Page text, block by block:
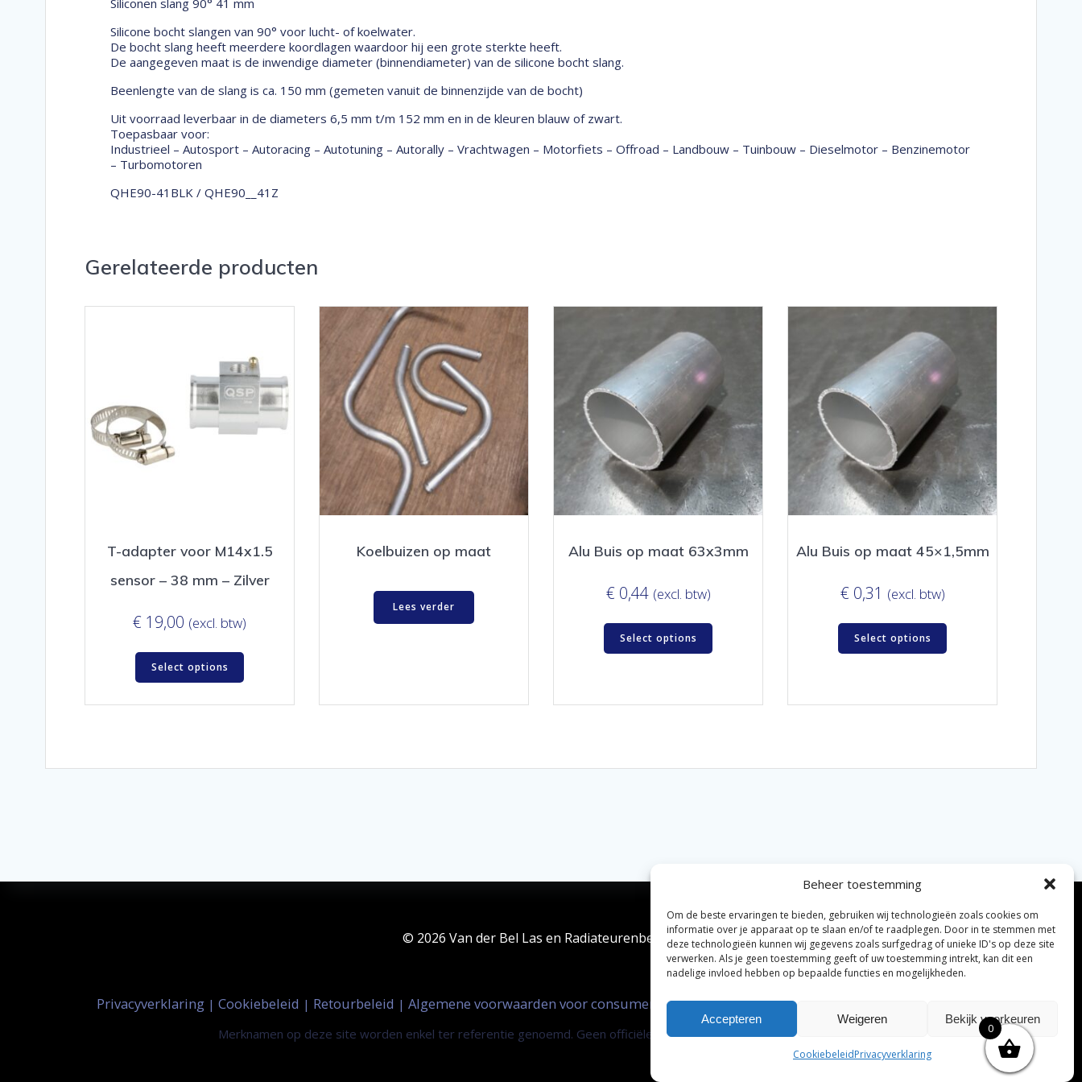
Beheer toestemming
Om de beste ervaringen te bieden, gebruiken wij technologieën zoals cookies om
informatie over je apparaat op te slaan en/of te raadplegen. Door in te stemmen met
deze technologieën kunnen wij gegevens zoals surfgedrag of unieke ID's op deze site
verwerken. Als je geen toestemming geeft of uw toestemming intrekt, kan dit een
nadelige invloed hebben op bepaalde functies en mogelijkheden.
Accepteren Weigeren Bekijk voorkeuren
CookiebeleidPrivacyverklaring
Silicone bocht slangen van 90° voor lucht- of koelwater.
De bocht slang heeft meerdere koordlagen waardoor hij een grote sterkte heeft.
De aangegeven maat is de inwendige diameter (binnendiameter) van de silicone bocht slang.
Beenlengte van de slang is ca. 150 mm (gemeten vanuit de binnenzijde van de bocht)
Uit voorraad leverbaar in de diameters 6,5 mm t/m 152 mm en in de kleuren blauw of zwart.
Toepasbaar voor:
Industrieel – Autosport – Autoracing – Autotuning – Autorally – Vrachtwagen – Motorfiets – Offroad – Landbouw – Tuinbouw – Dieselmotor – Benzinemotor
– Turbomotoren
QHE90-41BLK / QHE90__41Z
Gerelateerde producten
T-adapter voor M14x1.5
sensor – 38 mm – Zilver
€ 19,00 (excl. btw)
Select options
Koelbuizen op maat
Lees verder
Alu Buis op maat 63x3mm
€ 0,44 (excl. btw)
Select options
Alu Buis op maat 45×1,5mm
€ 0,31 (excl. btw)
Select options
© 2026 Van der Bel Las en Radiateurenbedrijf.
Privacyverklaring | Cookiebeleid | Retourbeleid | Algemene voorwaarden voor consumenten| Zakelijke algemene voorwaarden
Merknamen op deze site worden enkel ter referentie genoemd. Geen officiële samenwerking tenzij anders vermeld. 0